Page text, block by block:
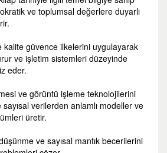
ve toplumsal değerlere duyarlı
kalite güvence ilkelerini uygulayarak
ve işletim sistemleri düzeyinde
eder.
ve görüntü işleme teknolojilerini
verilerden anlamlı modeller ve
üretir.
ve sayısal mantık becerilerini